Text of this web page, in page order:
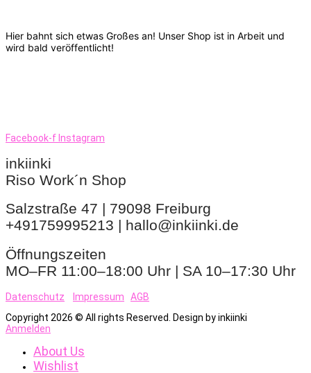
Hier bahnt sich etwas Großes an! Unser Shop ist in Arbeit und
wird bald veröffentlicht!
Facebook-fInstagram
inkiinki
Riso Work´n Shop
Salzstraße 47 | 79098 Freiburg
+491759995213 | hallo@inkiinki.de
Öffnungszeiten
MO–FR 11:00–18:00 Uhr | SA 10–17:30 Uhr
Datenschutz Impressum
AGB
Copyright 2026 © All rights Reserved. Design by inkiinki
Anmelden
About Us
Wishlist